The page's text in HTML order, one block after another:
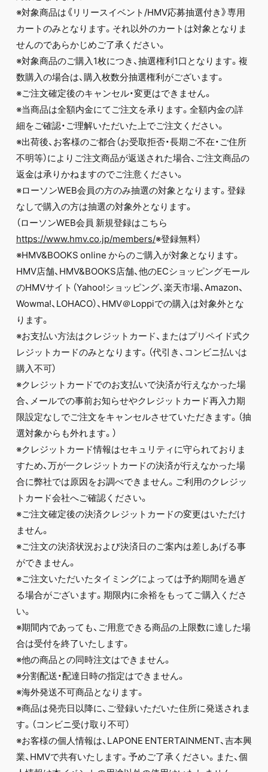
※対象商品は《リリースイベント/HMV応募抽選付き》専用
カートのみとなります。それ以外のカートは対象となりま
せんのであらかじめご了承ください。
※対象商品のご購入1枚につき、抽選権利1口となります。複
数購入の場合は、購入枚数分抽選権利がございます。
※ご注文確定後のキャンセル・変更はできません。
※当商品は全額内金にてご注文を承ります。全額内金の詳
細をご確認・ご理解いただいた上でご注文ください。
※出荷後、お客様のご都合（お受取拒否・長期ご不在・ご住所
不明等）によりご注文商品が返送された場合、ご注文商品の
返金は承りかねますのでご注意ください。
※ローソンWEB会員の方のみ抽選の対象となります。登録
なしで購入の方は抽選の対象外となります。
（ローソンWEB会員 新規登録はこちら
https://www.hmv.co.jp/members/※登録無料）
※HMV&BOOKS online からのご購入が対象となります。
HMV店舗、HMV&BOOKS店舗、他のECショッピングモール
のHMVサイト（Yahoo!ショッピング、楽天市場、Amazon、
Wowma!、LOHACO）、HMV＠Loppiでの購入は対象外とな
ります。
※お支払い方法はクレジットカード、またはプリペイド式ク
レジットカードのみとなります。（代引き、コンビニ払いは
購入不可）
※クレジットカードでのお支払いで決済が行えなかった場
合、メールでの事前お知らせやクレジットカード再入力期
限設定なしでご注文をキャンセルさせていただきます。（抽
選対象からも外れます。）
※クレジットカード情報はセキュリティに守られておりま
すため、万が一クレジットカードの決済が行えなかった場
合に弊社では原因をお調べできません。ご利用のクレジッ
トカード会社へご確認ください。
※ご注文確定後の決済クレジットカードの変更はいただけ
ません。
※ご注文の決済状況および決済日のご案内は差しあげる事
ができません。
※ご注文いただいたタイミングによっては予約期間を過ぎ
る場合がございます。期限内に余裕をもってご購入くださ
い。
※期間内であっても、ご用意できる商品の上限数に達した場
合は受付を終了いたします。
※他の商品との同時注文はできません。
※分割配送・配達日時の指定はできません。
※海外発送不可商品となります。
※商品は発売日以降に、ご登録いただいた住所に発送されま
す。（コンビニ受け取り不可）
※お客様の個人情報は、LAPONE ENTERTAINMENT、吉本興
業、HMVで共有いたします。予めご了承ください。また、個